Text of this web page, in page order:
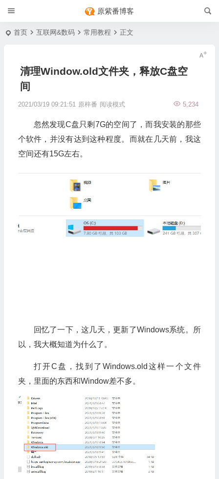
原紫番博客
首页 互联网&数码 常用教程 正文
清理Window.old文件夹，释放C盘空
间
2021/03/19 09:21:51 原梓番 5,234
阅读模式
忽然发现C盘只剩7G的空间了，而我安装的那些
个软件，并没有达到这种程度。而就在几天前，我这
空间还有15G左右。
回忆了一下，这几天，更新了Windows系统。所
以，我大概知道为什么了。
打开C盘，找到了Windows.old这样一个文件
夹，里面的东西和Window差不多。